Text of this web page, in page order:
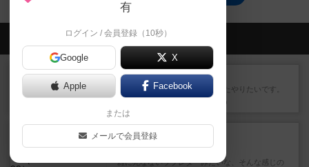
会員の新しい投稿
レビュー ゴットファイブ！
運要素があり楽しめました。またやりたいです。
by 金賢守(キムヒョンス)
充実
ダブルナイン
雑に死なないラブレターみたいな、そんな感じの
有
ログイン / 会員登録（10秒）
Google X
Apple Facebook
または
メールで会員登録